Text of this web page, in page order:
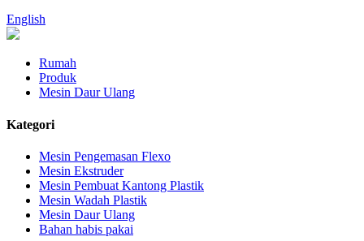
English
Rumah
Produk
Mesin Daur Ulang
Kategori
Mesin Pengemasan Flexo
Mesin Ekstruder
Mesin Pembuat Kantong Plastik
Mesin Wadah Plastik
Mesin Daur Ulang
Bahan habis pakai